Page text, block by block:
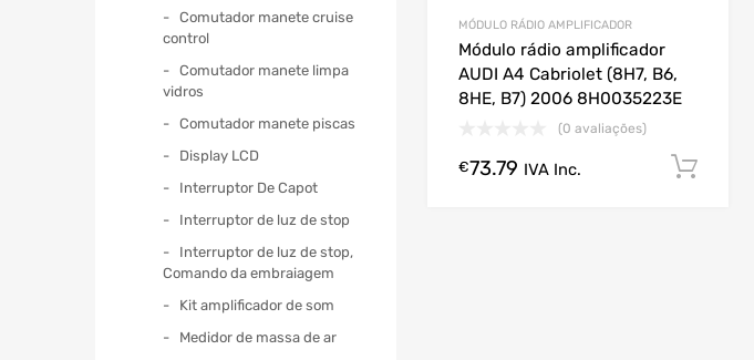
MÓDULO RÁDIO AMPLIFICADOR
Módulo rádio amplificador
AUDI A4 Cabriolet (8H7, B6,
8HE, B7) 2006 8H0035223E
(0 avaliações)
€73.79 IVA Inc.
Comutador manete cruise
control
Comutador manete limpa
vidros
Comutador manete piscas
Display LCD
Interruptor De Capot
Interruptor de luz de stop
Interruptor de luz de stop,
Comando da embraiagem
Kit amplificador de som
Medidor de massa de ar